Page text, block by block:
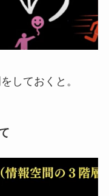
しておくと。